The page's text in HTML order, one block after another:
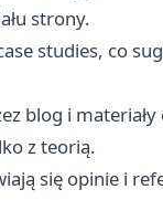
strony.
studies, co
blog i
z teorią.
się opinie i